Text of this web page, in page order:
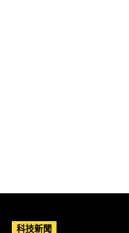
科技新聞